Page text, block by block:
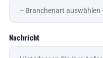
Nachricht